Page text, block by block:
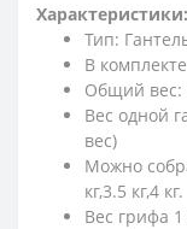
Характеристики:
Тип:
В
Общий вес:
Вес одной
вес)
Можно
кг,3.5 кг,4 кг.
Вес грифа 1